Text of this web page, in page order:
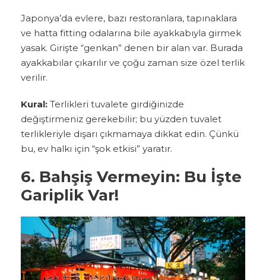
Japonya’da evlere, bazı restoranlara, tapınaklara
ve hatta fitting odalarına bile ayakkabıyla girmek
yasak. Girişte “genkan” denen bir alan var. Burada
ayakkabılar çıkarılır ve çoğu zaman size özel terlik
verilir.
Kural: Terlikleri tuvalete girdiğinizde
değiştirmeniz gerekebilir; bu yüzden tuvalet
terlikleriyle dışarı çıkmamaya dikkat edin. Çünkü
bu, ev halkı için “şok etkisi” yaratır.
6. Bahşiş Vermeyin: Bu İşte
Gariplik Var!